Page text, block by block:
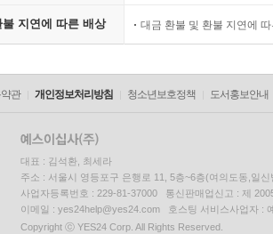
불 지연에 따른 배상 대금 환불 및 환불 지연에
관 개인정보처리방침 청소년보호정책 도서홍보안내
대표 : 김석환, 최세라
주소 : 서울시 영등포구 은행로 11, 5층~6층(여의도동,일신
사업자등록번호 : 229-81-37000 통신판매업신고 : 제
이메일 : yes24help@yes24.com 호스팅 서비스사업자 :
Copyright ⓒ YES24 Corp. All Rights Reserved.